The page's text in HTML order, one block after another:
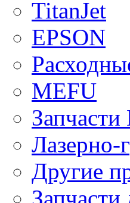
TitanJet
EPSON
MEFU
Лазерно-
Другие